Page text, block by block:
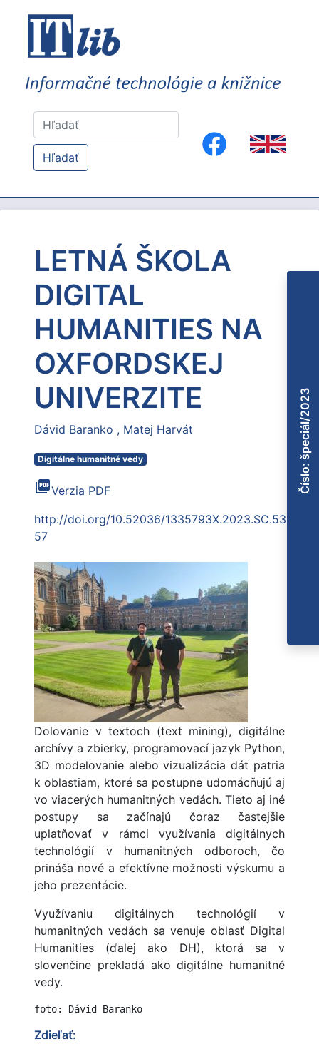
Hľadať
LETNÁ ŠKOLA
DIGITAL
HUMANITIES NA
OXFORDSKEJ
UNIVERZITE
Dávid Baranko Matej Harvát
Digitálne humanitné vedy
picture_as_pdfVerzia PDF
http://doi.org/10.52036/1335793X.2023.SC.53-
57
Dolovanie v textoch (text mining), digitálne
archívy a zbierky, programovací jazyk Python,
3D modelovanie alebo vizualizácia dát patria
k oblastiam, ktoré sa postupne udomácňujú aj
vo viacerých humanitných vedách. Tieto aj iné
postupy sa začínajú čoraz častejšie
uplatňovať v rámci využívania digitálnych
technológií v humanitných odboroch, čo
prináša nové a efektívne možnosti výskumu a
jeho prezentácie.
Využívaniu digitálnych technológií v
humanitných vedách sa venuje oblasť Digital
Humanities (ďalej ako DH), ktorá sa v
slovenčine prekladá ako digitálne humanitné
vedy.
foto: Dávid Baranko
Zdieľať:
Číslo: špeciál/2023